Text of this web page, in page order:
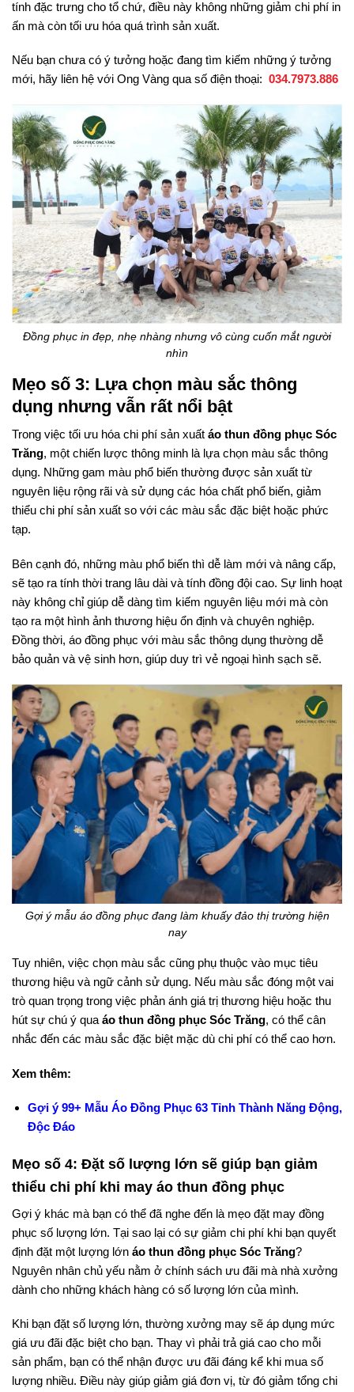
tính đặc trưng cho tổ chứ, điều này không những giảm chi phí in
ấn mà còn tối ưu hóa quá trình sản xuất.
Nếu bạn chưa có ý tưởng hoặc đang tìm kiếm những ý tưởng
mới, hãy liên hệ với Ong Vàng qua số điện thoại: 034.7973.886
Đồng phục in đẹp, nhẹ nhàng nhưng vô cùng cuốn mắt người
nhìn
Mẹo số 3: Lựa chọn màu sắc thông
dụng nhưng vẫn rất nổi bật
Trong việc tối ưu hóa chi phí sản xuất áo thun đồng phục Sóc
Trăng, một chiến lược thông minh là lựa chọn màu sắc thông
dụng. Những gam màu phổ biến thường được sản xuất từ
nguyên liệu rộng rãi và sử dụng các hóa chất phổ biến, giảm
thiểu chi phí sản xuất so với các màu sắc đặc biệt hoặc phức
tạp.
Bên cạnh đó, những màu phổ biến thì dễ làm mới và nâng cấp,
sẽ tạo ra tính thời trang lâu dài và tính đồng đội cao. Sự linh hoạt
này không chỉ giúp dễ dàng tìm kiếm nguyên liệu mới mà còn
tạo ra một hình ảnh thương hiệu ổn định và chuyên nghiệp.
Đồng thời, áo đồng phục với màu sắc thông dụng thường dễ
bảo quản và vệ sinh hơn, giúp duy trì vẻ ngoại hình sạch sẽ.
Gợi ý mẫu áo đồng phục đang làm khuấy đảo thị trường hiện
nay
Tuy nhiên, việc chọn màu sắc cũng phụ thuộc vào mục tiêu
thương hiệu và ngữ cảnh sử dụng. Nếu màu sắc đóng một vai
trò quan trọng trong việc phản ánh giá trị thương hiệu hoặc thu
hút sự chú ý qua áo thun đồng phục Sóc Trăng, có thể cân
nhắc đến các màu sắc đặc biệt mặc dù chi phí có thể cao hơn.
Xem thêm:
Gợi ý 99+ Mẫu Áo Đồng Phục 63 Tỉnh Thành Năng Động,
Độc Đáo
Mẹo số 4: Đặt số lượng lớn sẽ giúp bạn giảm
thiểu chi phí khi may áo thun đồng phục
Gợi ý khác mà bạn có thể đã nghe đến là mẹo đặt may đồng
phục số lượng lớn. Tại sao lại có sự giảm chi phí khi bạn quyết
định đặt một lượng lớn áo thun đồng phục Sóc Trăng?
Nguyên nhân chủ yếu nằm ở chính sách ưu đãi mà nhà xưởng
dành cho những khách hàng có số lượng lớn của mình.
Khi bạn đặt số lượng lớn, thường xưởng may sẽ áp dụng mức
giá ưu đãi đặc biệt cho bạn. Thay vì phải trả giá cao cho mỗi
sản phẩm, bạn có thể nhận được ưu đãi đáng kể khi mua số
lượng nhiều. Điều này giúp giảm giá đơn vị, từ đó giảm tổng chi